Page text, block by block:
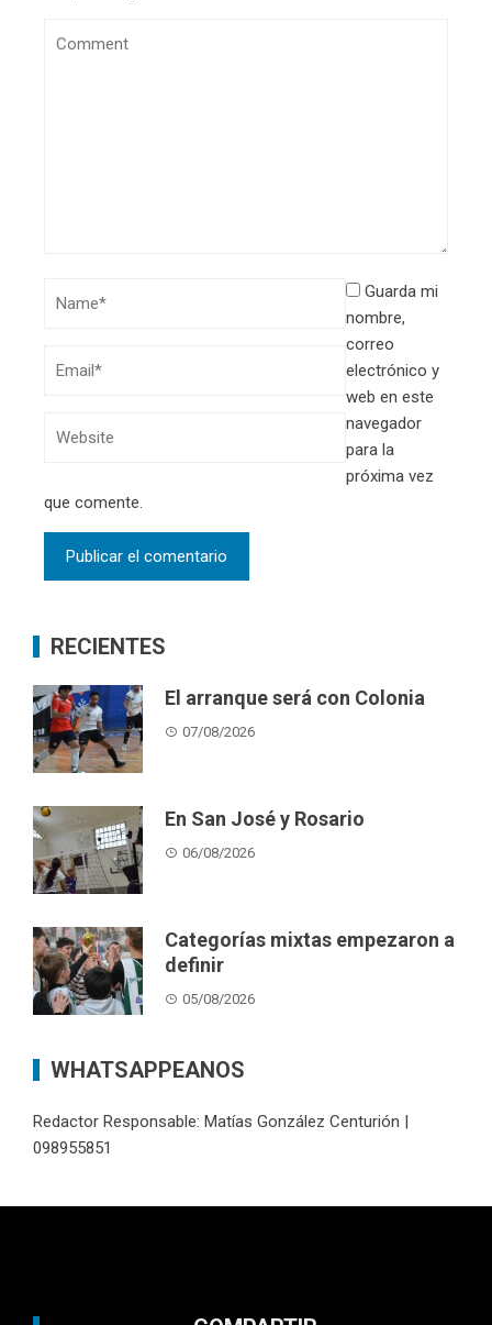
Guarda mi
nombre,
correo
electrónico y
web en este
navegador
para la
próxima vez
que comente.
RECIENTES
El arranque será con Colonia
07/08/2026
En San José y Rosario
06/08/2026
Categorías mixtas empezaron a
definir
05/08/2026
WHATSAPPEANOS
Redactor Responsable: Matías González Centurión |
098955851